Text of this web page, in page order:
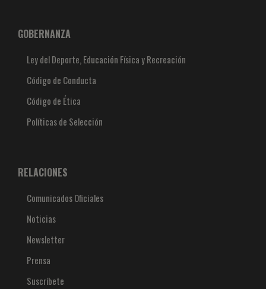
GOBERNANZA
Ley del Deporte, Educación Física y Recreación
Código de Conducta
Código de Ética
Políticas de Selección
RELACIONES
Comunicados Oficiales
Noticias
Newsletter
Prensa
Suscríbete